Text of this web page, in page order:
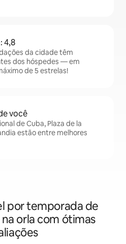
4,8
da cidade têm
dos hóspedes — em
de 5 estrelas!
você
de Cuba, Plaza de la
estão entre melhores
por temporada de
orla com ótimas